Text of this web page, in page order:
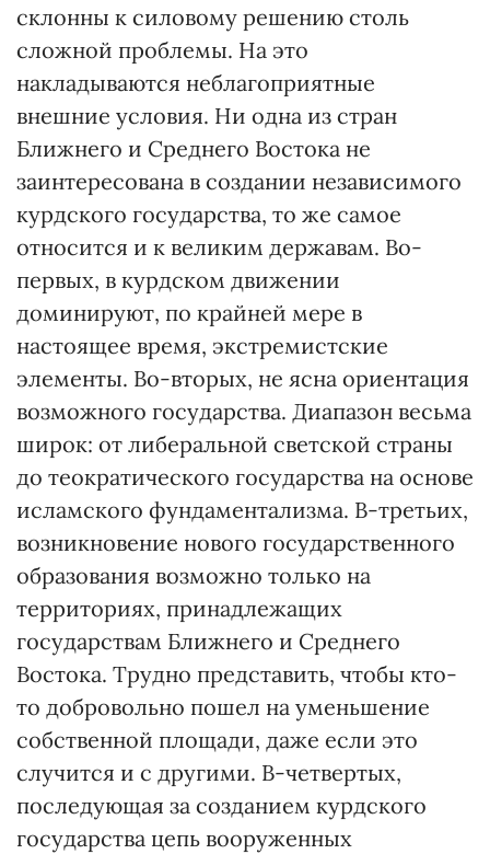
склонны к силовому решению столь
сложной проблемы. На это
накладываются неблагоприятные
внешние условия. Ни одна из стран
Ближнего и Среднего Востока не
заинтересована в создании независимого
курдского государства, то же самое
относится и к великим державам. Во-
первых, в курдском движении
доминируют, по крайней мере в
настоящее время, экстремистские
элементы. Во-вторых, не ясна ориентация
возможного государства. Диапазон весьма
широк: от либеральной светской страны
до теократического государства на основе
исламского фундаментализма. В-третьих,
возникновение нового государственного
образования возможно только на
территориях, принадлежащих
государствам Ближнего и Среднего
Востока. Трудно представить, чтобы кто-
то добровольно пошел на уменьшение
собственной площади, даже если это
случится и с другими. В-четвертых,
последующая за созданием курдского
государства цепь вооруженных